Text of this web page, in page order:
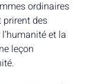
ordinaires
prirent des
et la
leçon